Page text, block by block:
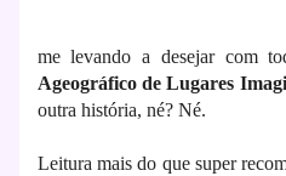
me levando a desejar com
Ageográfico de Lugares
outra história, né? Né.
Leitura mais do que super